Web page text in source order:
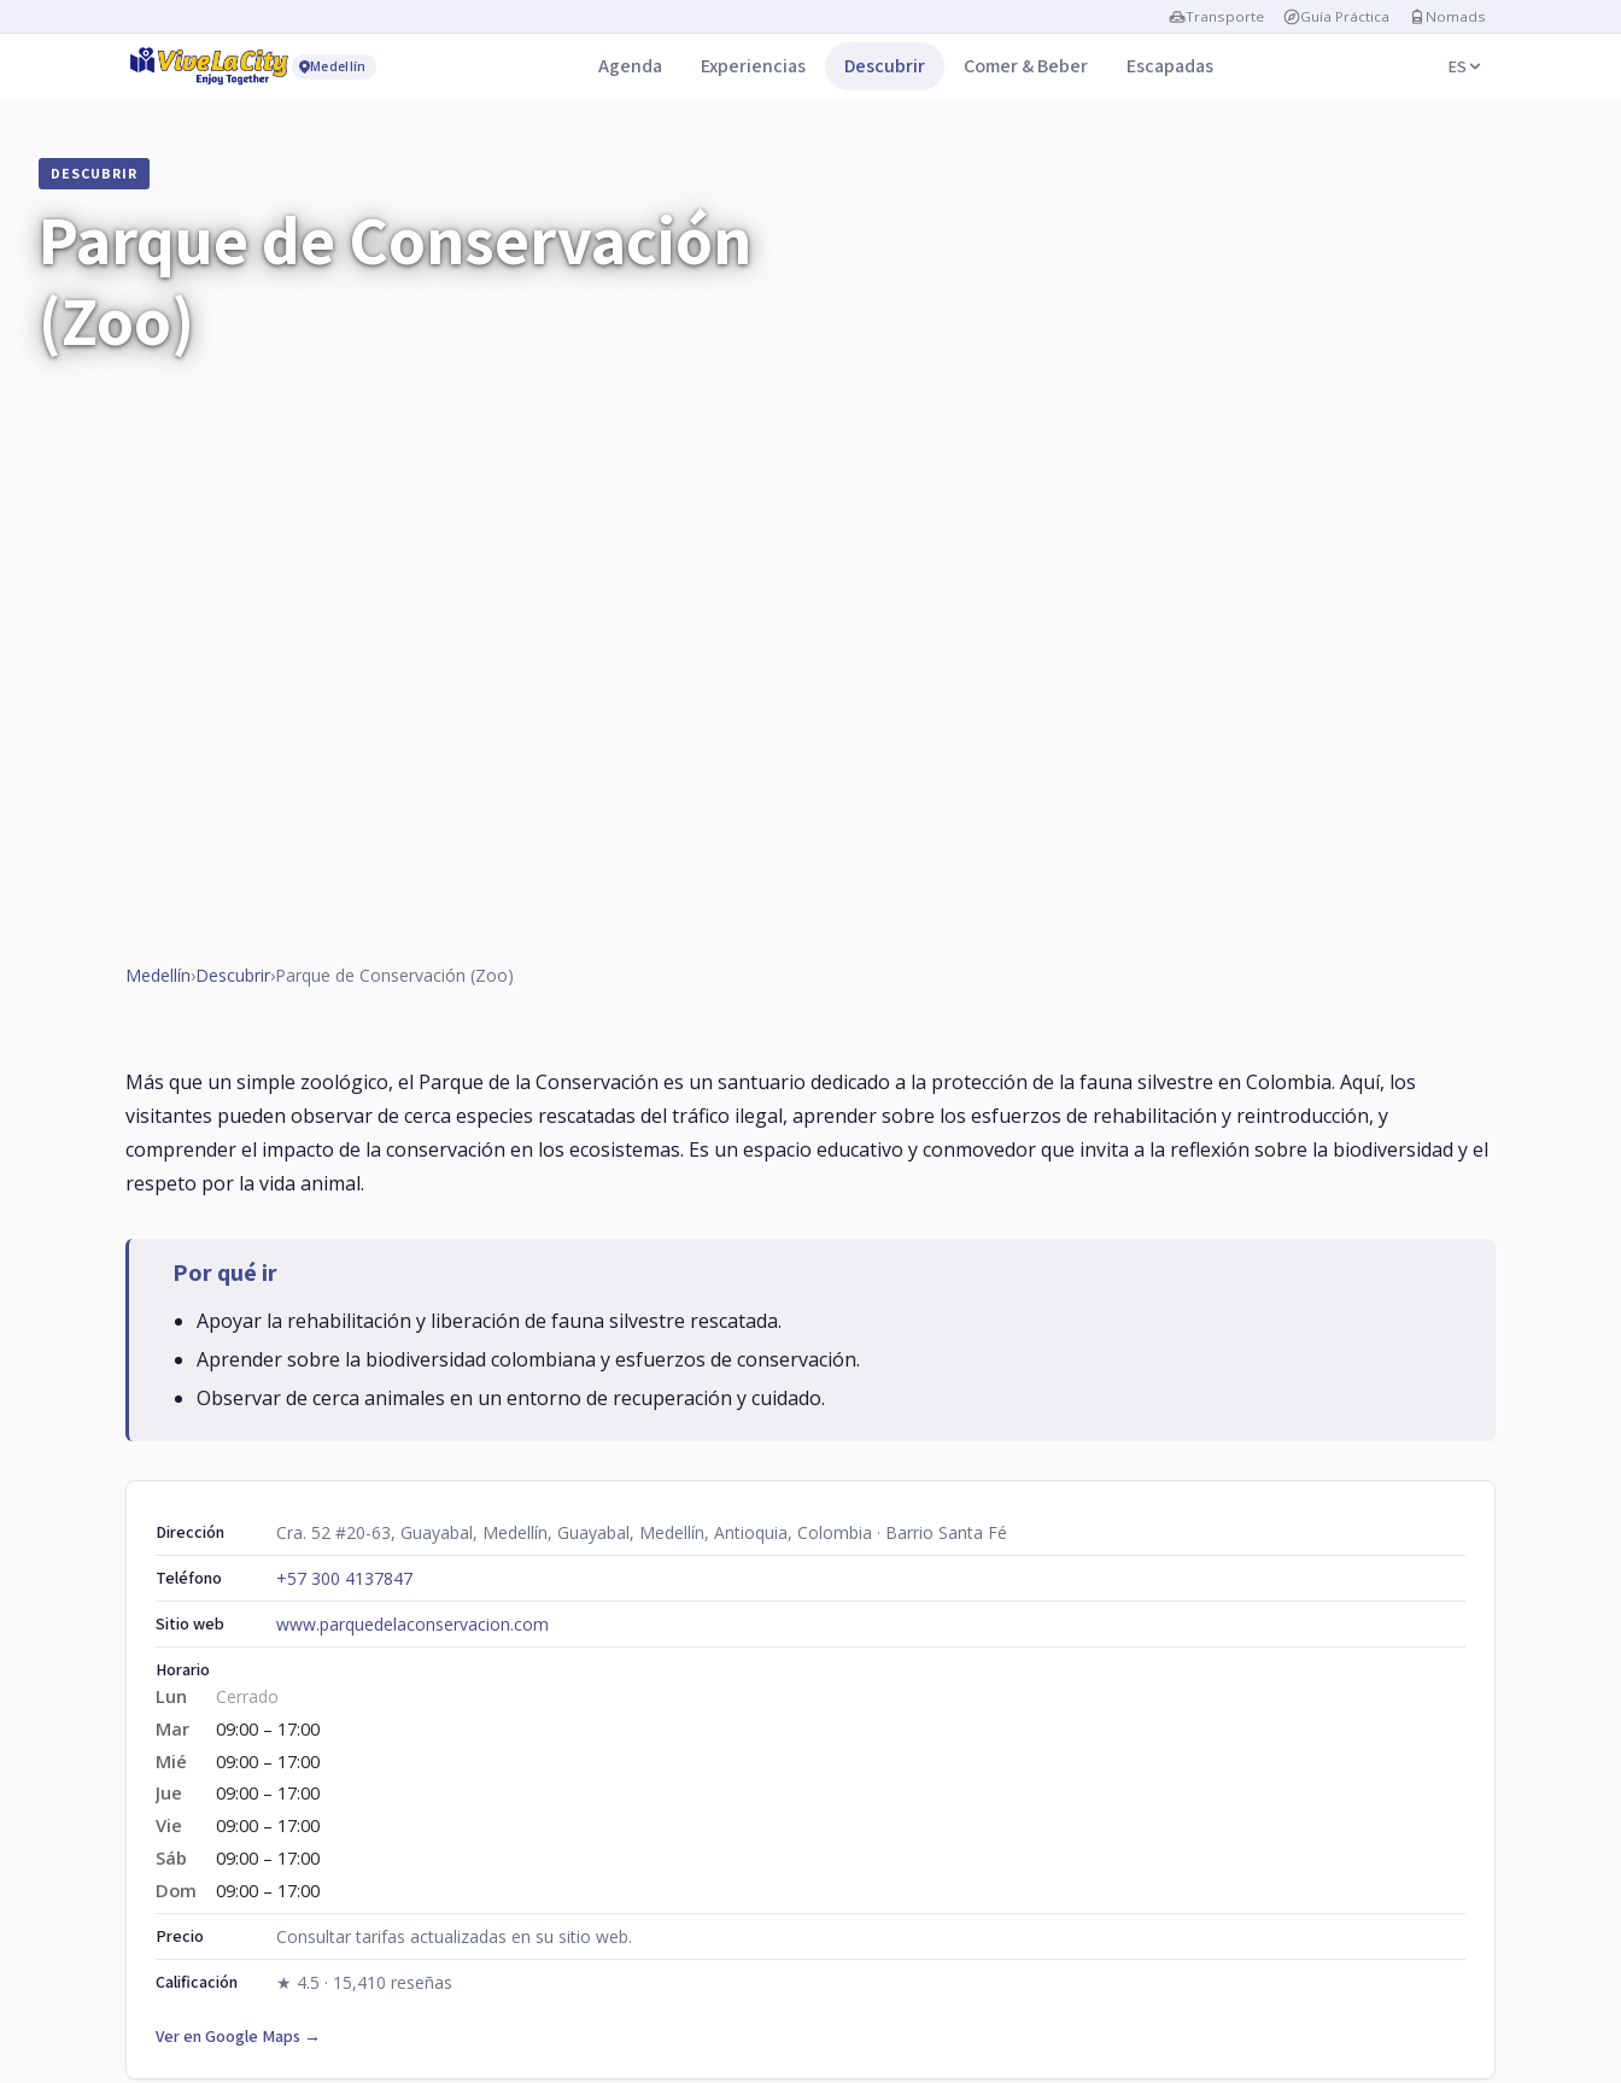
Transporte Guía Práctica Nomads
Medellín Agenda Experiencias Descubrir Comer & Beber Escapadas ES
DESCUBRIR
Parque de Conservación
(Zoo)
Medellín›Descubrir›Parque de Conservación (Zoo)
Más que un simple zoológico, el Parque de la Conservación es un santuario dedicado a la protección de la fauna silvestre en Colombia. Aquí, los
visitantes pueden observar de cerca especies rescatadas del tráfico ilegal, aprender sobre los esfuerzos de rehabilitación y reintroducción, y
comprender el impacto de la conservación en los ecosistemas. Es un espacio educativo y conmovedor que invita a la reflexión sobre la biodiversidad y el
respeto por la vida animal.
Por qué ir
Apoyar la rehabilitación y liberación de fauna silvestre rescatada.
Aprender sobre la biodiversidad colombiana y esfuerzos de conservación.
Observar de cerca animales en un entorno de recuperación y cuidado.
Dirección Cra. 52 #20-63, Guayabal, Medellín, Guayabal, Medellín, Antioquia, Colombia · Barrio Santa Fé
Teléfono +57 300 4137847
Sitio web www.parquedelaconservacion.com
Horario
Lun Cerrado
Mar
09:00 – 17:00
Mié
09:00 – 17:00
Jue
09:00 – 17:00
Vie
09:00 – 17:00
Sáb
09:00 – 17:00
Dom
09:00 – 17:00
Precio Consultar tarifas actualizadas en su sitio web.
Calificación ★ 4.5 · 15,410 reseñas
Ver en Google Maps →